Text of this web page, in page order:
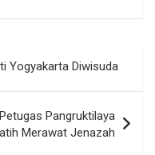
Yogyakarta Diwisuda
Pangruktilaya
Merawat Jenazah